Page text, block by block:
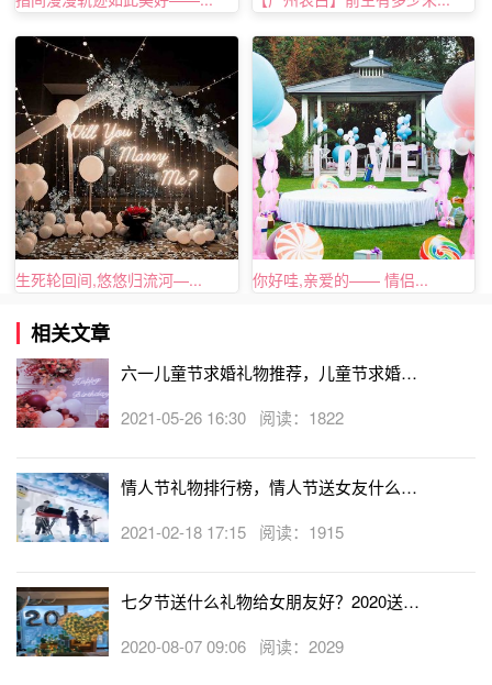
女生最抗拒不了的东西除了衣服包包美食之外当然就是送礼
的真心啦。所以送女性朋友礼物，这些是很好的选择呢，及
能get到女生的点也不会过于感觉暧昧。
生死轮回间,悠悠归流河—... 你好哇,亲爱的—— 情侣...
相关文章
六一儿童节求婚礼物推荐，儿童节求婚送
2021-05-26 16:30 阅读：1822
情人节礼物排行榜，情人节送女友什么礼
2021-02-18 17:15 阅读：1915
七夕节送什么礼物给女朋友好？2020送什
2020-08-07 09:06 阅读：2029